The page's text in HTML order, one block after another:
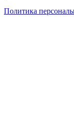
Политика